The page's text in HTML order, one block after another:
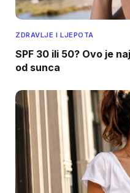
ZDRAVLJE I LJEPOTA
SPF 30 ili 50? Ovo je
od sunca